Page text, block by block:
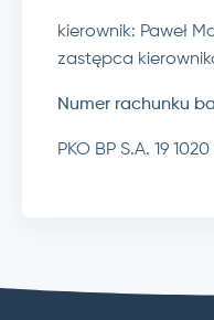
kierownik: Paweł
zastępca
Numer rachunku
PKO BP S.A. 19